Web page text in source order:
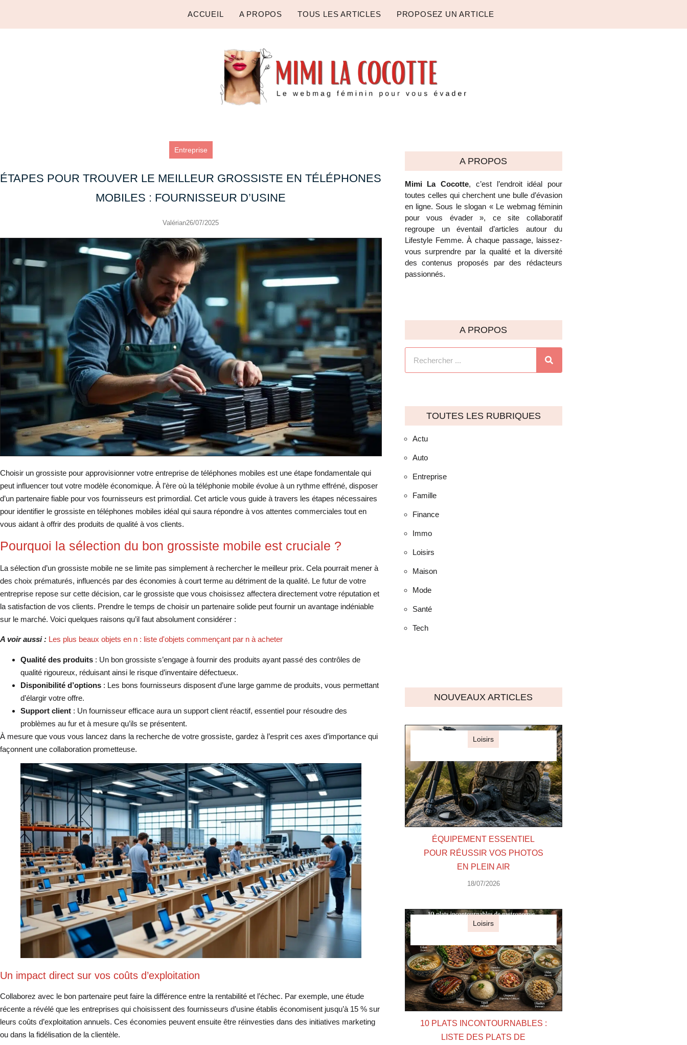
ACCUEIL A PROPOS TOUS LES ARTICLES PROPOSEZ UN ARTICLE
Entreprise
ÉTAPES POUR TROUVER LE MEILLEUR GROSSISTE EN TÉLÉPHONES
MOBILES : FOURNISSEUR D’USINE
Valérian26/07/2025
Choisir un grossiste pour approvisionner votre entreprise de téléphones mobiles est une étape fondamentale qui
peut influencer tout votre modèle économique. À l’ère où la téléphonie mobile évolue à un rythme effréné, disposer
d’un partenaire fiable pour vos fournisseurs est primordial. Cet article vous guide à travers les étapes nécessaires
pour identifier le grossiste en téléphones mobiles idéal qui saura répondre à vos attentes commerciales tout en
vous aidant à offrir des produits de qualité à vos clients.
Pourquoi la sélection du bon grossiste mobile est cruciale ?
La sélection d’un grossiste mobile ne se limite pas simplement à rechercher le meilleur prix. Cela pourrait mener à
des choix prématurés, influencés par des économies à court terme au détriment de la qualité. Le futur de votre
entreprise repose sur cette décision, car le grossiste que vous choisissez affectera directement votre réputation et
la satisfaction de vos clients. Prendre le temps de choisir un partenaire solide peut fournir un avantage indéniable
sur le marché. Voici quelques raisons qu’il faut absolument considérer :
A voir aussi : Les plus beaux objets en n : liste d'objets commençant par n à acheter
Qualité des produits : Un bon grossiste s’engage à fournir des produits ayant passé des contrôles de
qualité rigoureux, réduisant ainsi le risque d’inventaire défectueux.
Disponibilité d’options : Les bons fournisseurs disposent d’une large gamme de produits, vous permettant
d’élargir votre offre.
Support client : Un fournisseur efficace aura un support client réactif, essentiel pour résoudre des
problèmes au fur et à mesure qu’ils se présentent.
À mesure que vous vous lancez dans la recherche de votre grossiste, gardez à l’esprit ces axes d’importance qui
façonnent une collaboration prometteuse.
Un impact direct sur vos coûts d’exploitation
Collaborez avec le bon partenaire peut faire la différence entre la rentabilité et l’échec. Par exemple, une étude
récente a révélé que les entreprises qui choisissent des fournisseurs d’usine établis économisent jusqu’à 15 % sur
leurs coûts d’exploitation annuels. Ces économies peuvent ensuite être réinvesties dans des initiatives marketing
ou dans la fidélisation de la clientèle.
A PROPOS
Mimi La Cocotte, c’est l’endroit idéal pour
toutes celles qui cherchent une bulle d’évasion
en ligne. Sous le slogan « Le webmag féminin
pour vous évader », ce site collaboratif
regroupe un éventail d’articles autour du
Lifestyle Femme. À chaque passage, laissez-
vous surprendre par la qualité et la diversité
des contenus proposés par des rédacteurs
passionnés.
A PROPOS
TOUTES LES RUBRIQUES
Actu
Auto
Entreprise
Famille
Finance
Immo
Loisirs
Maison
Mode
Santé
Tech
NOUVEAUX ARTICLES
Loisirs
ÉQUIPEMENT ESSENTIEL
POUR RÉUSSIR VOS PHOTOS
EN PLEIN AIR
18/07/2026
Loisirs
10 PLATS INCONTOURNABLES :
LISTE DES PLATS DE